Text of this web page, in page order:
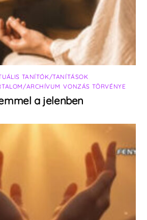
TANÍTÓK/TANÍTÁSOK
ARCHÍVUM ,VONZÁS TÖRVÉNYE
a jelenben